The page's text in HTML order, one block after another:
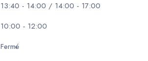
13:40 - 14:00 / 14:00 - 17:00
10:00 - 12:00
Fermé